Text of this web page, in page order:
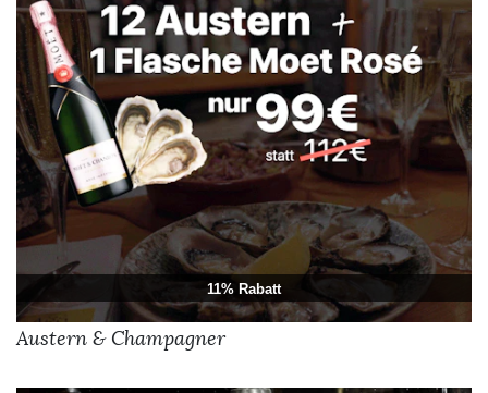
11% Rabatt
Austern & Champagner